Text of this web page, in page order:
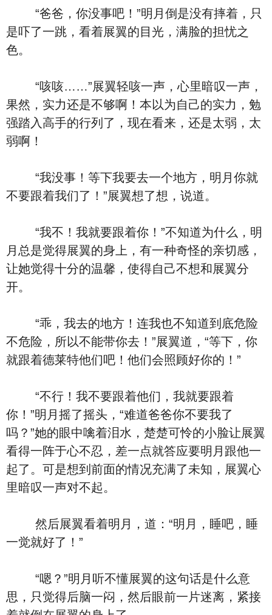
“爸爸，你没事吧！”明月倒是没有摔着，只
是吓了一跳，看着展翼的目光，满脸的担忧之
色。
“咳咳……”展翼轻咳一声，心里暗叹一声，
果然，实力还是不够啊！本以为自己的实力，勉
强踏入高手的行列了，现在看来，还是太弱，太
弱啊！
“我没事！等下我要去一个地方，明月你就
不要跟着我们了！”展翼想了想，说道。
“我不！我就要跟着你！”不知道为什么，明
月总是觉得展翼的身上，有一种奇怪的亲切感，
让她觉得十分的温馨，使得自己不想和展翼分
开。
“乖，我去的地方！连我也不知道到底危险
不危险，所以不能带你去！”展翼道，“等下，你
就跟着德莱特他们吧！他们会照顾好你的！”
“不行！我不要跟着他们，我就要跟着
你！”明月摇了摇头，“难道爸爸你不要我了
吗？”她的眼中噙着泪水，楚楚可怜的小脸让展翼
看得一阵于心不忍，差一点就答应要明月跟他一
起了。可是想到前面的情况充满了未知，展翼心
里暗叹一声对不起。
然后展翼看着明月，道：“明月，睡吧，睡
一觉就好了！”
“嗯？”明月听不懂展翼的这句话是什么意
思，只觉得后脑一闷，然后眼前一片迷离，紧接